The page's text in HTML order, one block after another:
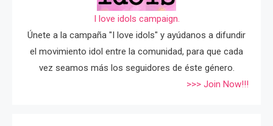
I love idols campaign.
Únete a la campaña "I love idols" y ayúdanos a difundir
el movimiento idol entre la comunidad, para que cada
vez seamos más los seguidores de éste género.
>>> Join Now!!!